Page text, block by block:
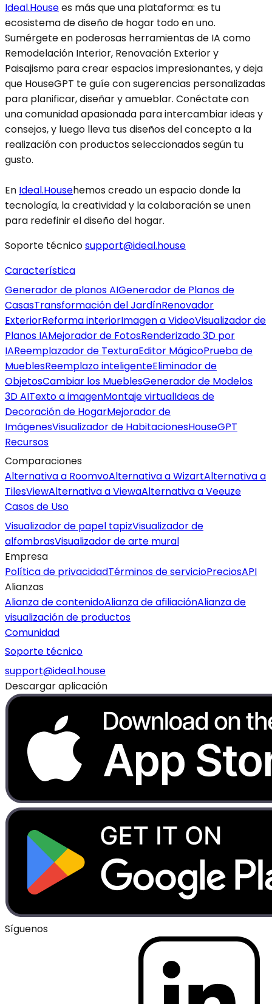
Ideal.Housees más que una plataforma: es tu
ecosistema de diseño de hogar todo en uno.
Sumérgete en poderosas herramientas de IA como
Remodelación Interior, Renovación Exterior y
Paisajismo para crear espacios impresionantes, y deja
que HouseGPT te guíe con sugerencias personalizadas
para planificar, diseñar y amueblar. Conéctate con
una comunidad apasionada para intercambiar ideas y
consejos, y luego lleva tus diseños del concepto a la
realización con productos seleccionados según tu
gusto.
En Ideal.Househemos creado un espacio donde la
tecnología, la creatividad y la colaboración se unen
para redefinir el diseño del hogar.
Soporte técnicosupport@ideal.house
Característica
Generador de planos AIGenerador de Planos de
CasasTransformación del JardínRenovador
ExteriorReforma interiorImagen a VideoVisualizador de
Planos IAMejorador de FotosRenderizado 3D por
IAReemplazador de TexturaEditor MágicoPrueba de
MueblesReemplazo inteligenteEliminador de
ObjetosCambiar los MueblesGenerador de Modelos
3D AITexto a imagenMontaje virtualIdeas de
Decoración de HogarMejorador de
ImágenesVisualizador de HabitacionesHouseGPT
Recursos
Comparaciones
Alternativa a RoomvoAlternativa a WizartAlternativa a
TilesViewAlternativa a ViewaAlternativa a Veeuze
Casos de Uso
Visualizador de papel tapizVisualizador de
alfombrasVisualizador de arte mural
Empresa
Política de privacidadTérminos de servicioPreciosAPI
Alianzas
Alianza de contenidoAlianza de afiliaciónAlianza de
visualización de productos
Comunidad
Soporte técnico
support@ideal.house
Descargar aplicación
Síguenos